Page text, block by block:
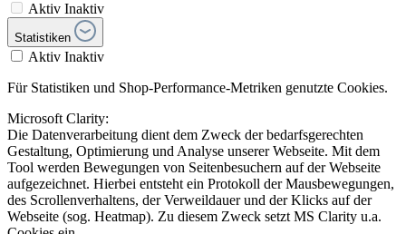
Aktiv Inaktiv
Statistiken
Aktiv Inaktiv
Für Statistiken und Shop-Performance-Metriken genutzte Cookies.
Microsoft Clarity:
Die Datenverarbeitung dient dem Zweck der bedarfsgerechten
Gestaltung, Optimierung und Analyse unserer Webseite. Mit dem
Tool werden Bewegungen von Seitenbesuchern auf der Webseite
aufgezeichnet. Hierbei entsteht ein Protokoll der Mausbewegungen,
des Scrollenverhaltens, der Verweildauer und der Klicks auf der
Webseite (sog. Heatmap). Zu diesem Zweck setzt MS Clarity u.a.